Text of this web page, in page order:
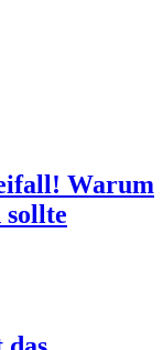
Warum
sollte